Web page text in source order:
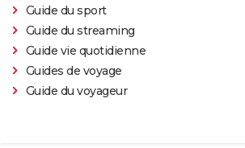
Guide du sport
Guide du streaming
Guide vie quotidienne
Guides de voyage
Guide du voyageur